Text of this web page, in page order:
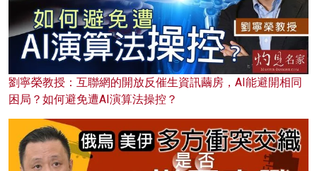
劉寧榮教授：互聯網的開放反催生資訊繭房，AI能避開相同
困局？如何避免遭AI演算法操控？